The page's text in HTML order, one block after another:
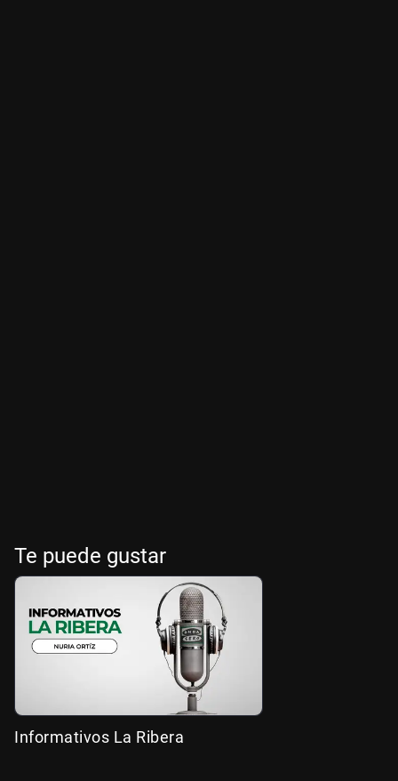
Te puede gustar
Informativos La Ribera